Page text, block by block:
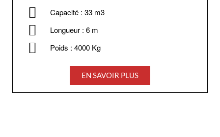
Capacité : 33 m3
Longueur : 6 m
Poids : 4000 Kg
EN SAVOIR PLUS